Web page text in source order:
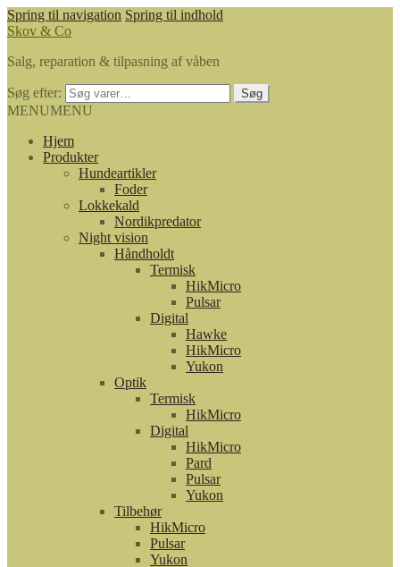
Spring til navigation Spring til indhold
Skov & Co
Salg, reparation & tilpasning af våben
Søg efter: Søg
MENUMENU
Hjem
Produkter
Hundeartikler
Foder
Lokkekald
Nordikpredator
Night vision
Håndholdt
Termisk
HikMicro
Pulsar
Digital
Hawke
HikMicro
Yukon
Optik
Termisk
HikMicro
Digital
HikMicro
Pard
Pulsar
Yukon
Tilbehør
HikMicro
Pulsar
Yukon